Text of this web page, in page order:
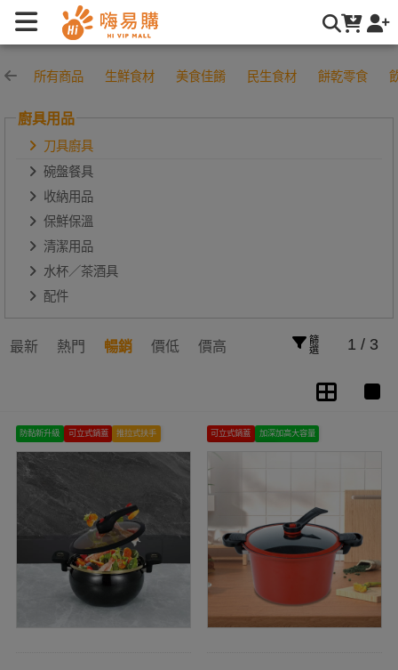
刀具廚具 | 嗨易購
所有商品 生鮮食材 美食佳餚 民生食材 餅乾零食
廚具用品
刀具廚具
碗盤餐具
收納用品
保鮮保溫
清潔用品
水杯／茶酒具
配件
最新 熱門 暢銷 價低 價高 篩選 1 / 3
防黏新升級 可立式鍋蓋 推拉式扶手 可立式鍋蓋
加深加高大容量